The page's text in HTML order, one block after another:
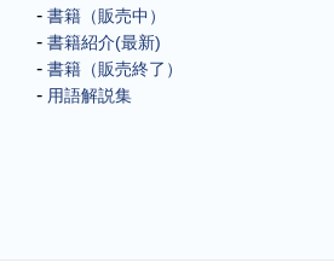
書籍（販売中）
書籍紹介(最新)
書籍（販売終了）
用語解説集